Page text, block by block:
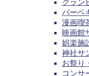
グラン
バーベ
漫画喫
映画館
娯楽施
神社サ
お祭り
コンサ